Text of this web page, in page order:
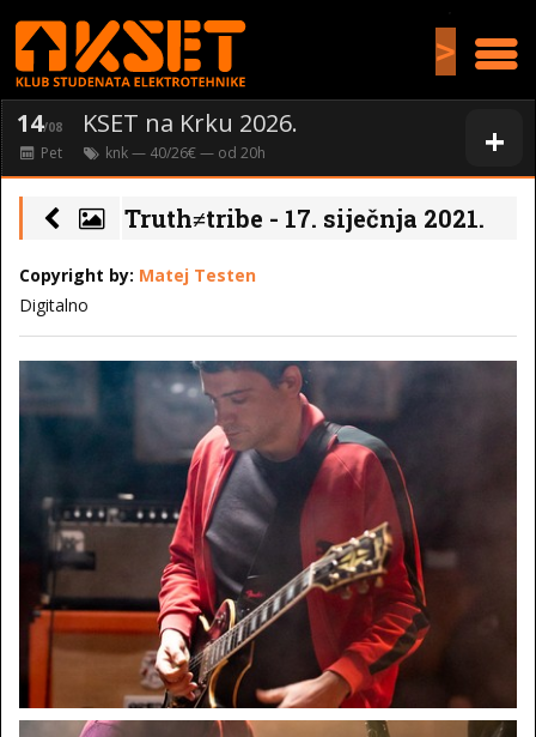
>
+
14/08 KSET na Krku 2026.
Pet knk— 40/26€ — od 20h
Truth≠tribe - 17. siječnja 2021.
Copyright by: Matej Testen
Digitalno